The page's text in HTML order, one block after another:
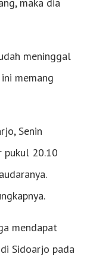
meninggal
memang
Senin
pukul 20.10
mendapat
Sidoarjo pada